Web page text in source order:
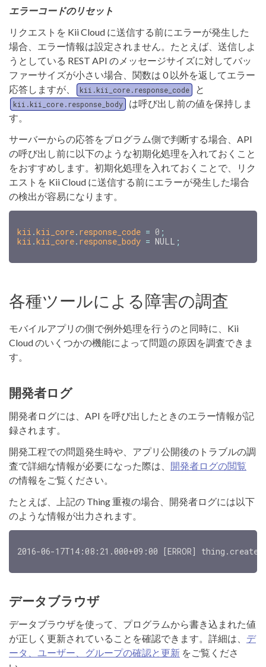
エラーコードのリセット
リクエストを Kii Cloud に送信する前にエラーが発生した
場合、エラー情報は設定されません。たとえば、送信しよ
うとしている REST API のメッセージサイズに対してバッ
ファーサイズが小さい場合、関数は 0 以外を返してエラー
応答しますが、
kii.kii_core.response_code と
kii.kii_core.response_body
は呼び出し前の値を保持しま
す。
サーバーからの応答をプログラム側で判断する場合、API
の呼び出し前に以下のような初期化処理を入れておくこと
をおすすめします。初期化処理を入れておくことで、リク
エストを Kii Cloud に送信する前にエラーが発生した場合
の検出が容易になります。
kii .kii_core. response_code = 0 ;
kii .kii_core. response_body = NULL ;
各種ツールによる障害の調査
モバイルアプリの側で例外処理を行うのと同時に、Kii
Cloud のいくつかの機能によって問題の原因を調査できま
す。
開発者ログ
開発者ログには、API を呼び出したときのエラー情報が記
録されます。
開発工程での問題発生時や、アプリ公開後のトラブルの調
査で詳細な情報が必要になった際は、 開発者ログの閲覧
の情報をご覧ください。
たとえば、上記の Thing 重複の場合、開発者ログには以下
のような情報が出力されます。
データブラウザ
データブラウザを使って、プログラムから書き込まれた値
が正しく更新されていることを確認できます。詳細は、 デ
ータ、ユーザー、グループの確認と更新 をご覧くださ